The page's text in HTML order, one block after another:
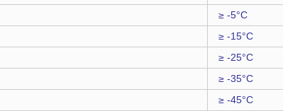
≥ -5°C
≥ -15°C
≥ -25°C
≥ -35°C
≥ -45°C